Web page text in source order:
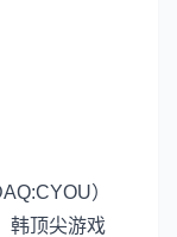
）
韩顶尖游戏